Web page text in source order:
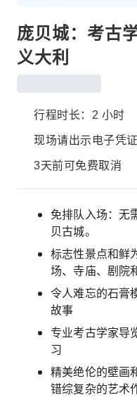
庞贝城：考古
义大利
行程时长：2 小时
现场请出示电子凭证
3天前可免费取消
免排队入场：无
贝古城。
标志性景点和鲜
场、寺庙、剧院
令人难忘的石膏
故事
专业考古学家导
习
精美绝伦的壁画
错综复杂的艺术